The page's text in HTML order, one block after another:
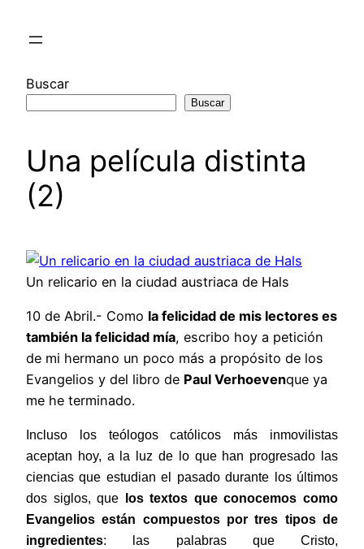
Buscar
Buscar
Una película distinta
(2)
Un relicario en la ciudad austriaca de Hals
10 de Abril.- Como la felicidad de mis lectores es
también la felicidad mía, escribo hoy a petición
de mi hermano un poco más a propósito de los
Evangelios y del libro de Paul Verhoevenque ya
me he terminado.
Incluso los teólogos católicos más inmovilistas
aceptan hoy, a la luz de lo que han progresado las
ciencias que estudian el pasado durante los últimos
dos siglos, que
los textos que conocemos como
Evangelios están compuestos por tres tipos de
ingredientes: las palabras que Cristo,